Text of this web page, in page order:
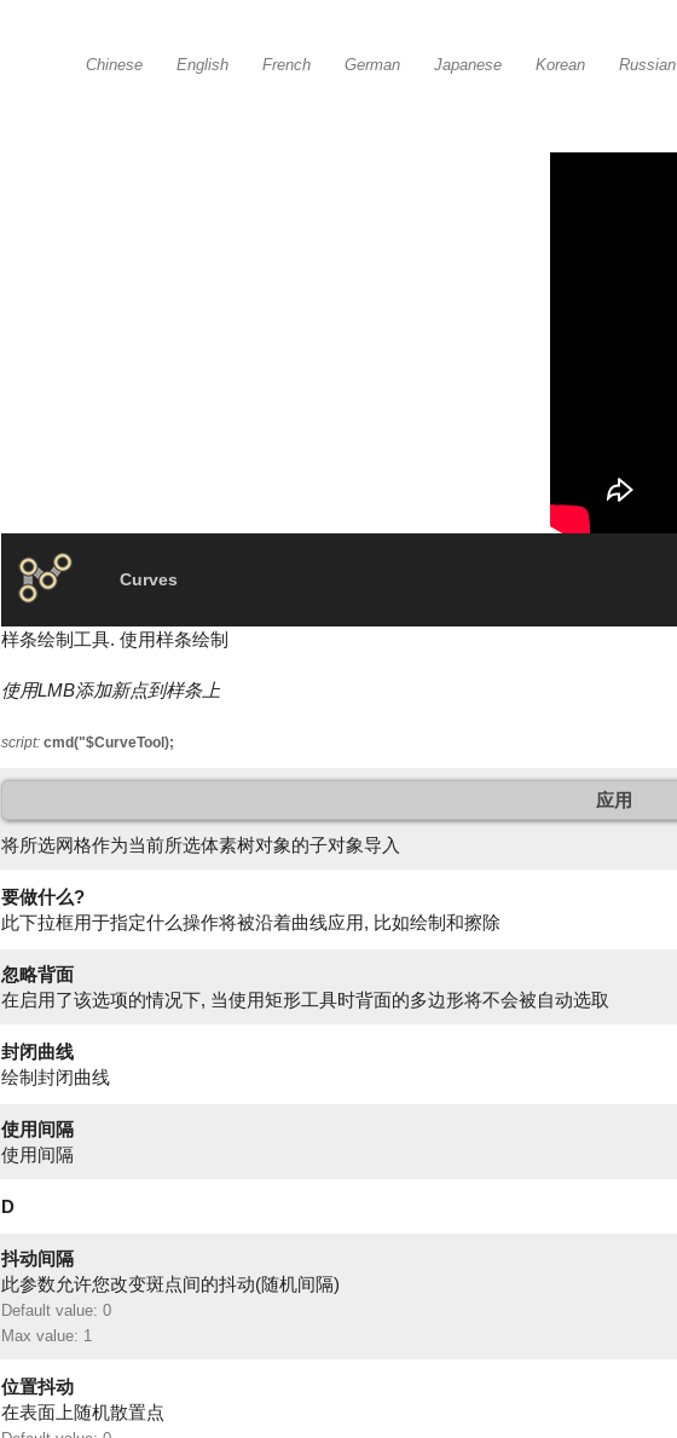
Chinese English French German Japanese Korean Russian
Curves
样条绘制工具. 使用样条绘制
使用LMB添加新点到样条上
script: cmd("$CurveTool);
应用
将所选网格作为当前所选体素树对象的子对象导入
要做什么?
此下拉框用于指定什么操作将被沿着曲线应用, 比如绘制和擦除
忽略背面
在启用了该选项的情况下, 当使用矩形工具时背面的多边形将不会被自动选取
封闭曲线
绘制封闭曲线
使用间隔
使用间隔
D
抖动间隔
此参数允许您改变斑点间的抖动(随机间隔)
Default value: 0
Max value: 1
位置抖动
在表面上随机散置点